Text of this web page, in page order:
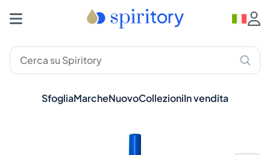
SfogliaMarcheNuovoCollezioniIn vendita